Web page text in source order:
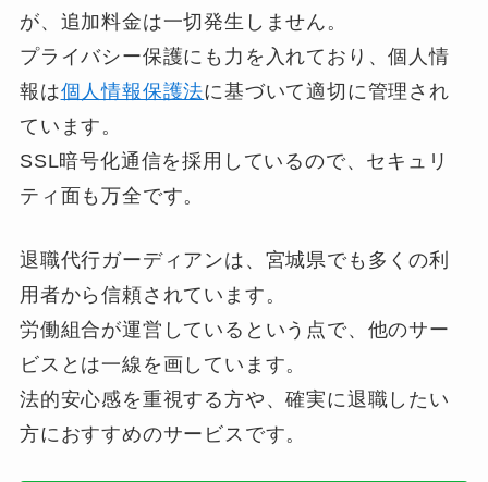
が、追加料金は一切発生しません。
プライバシー保護にも力を入れており、個人情
報は個人情報保護法に基づいて適切に管理され
ています。
SSL暗号化通信を採用しているので、セキュリ
ティ面も万全です。
退職代行ガーディアンは、宮城県でも多くの利
用者から信頼されています。
労働組合が運営しているという点で、他のサー
ビスとは一線を画しています。
法的安心感を重視する方や、確実に退職したい
方におすすめのサービスです。